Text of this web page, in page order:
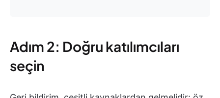
Adım 2: Doğru katılımcıları
seçin